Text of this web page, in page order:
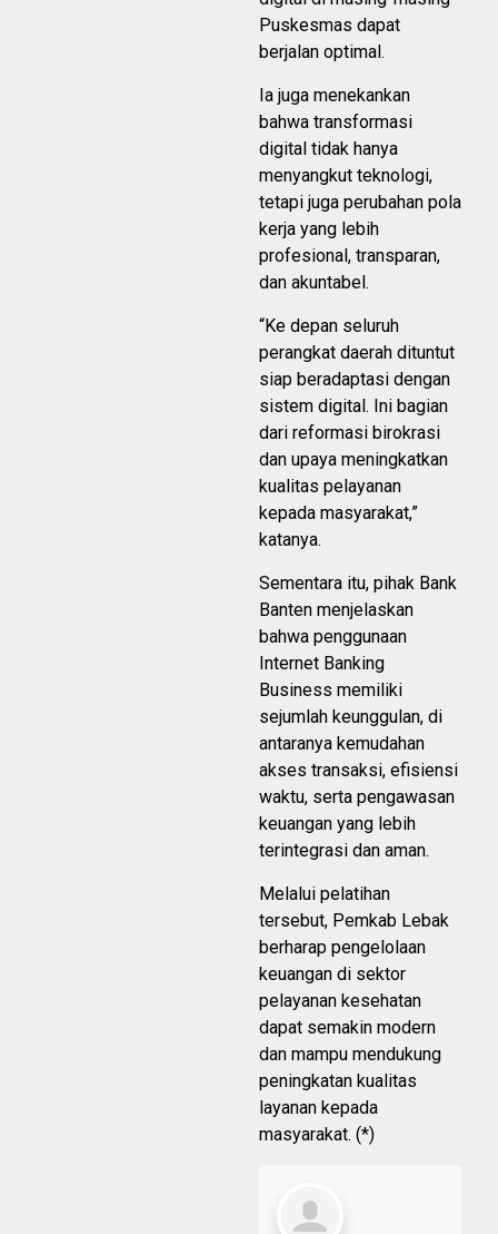
Puskesmas dapat
berjalan optimal.
Ia juga menekankan
bahwa transformasi
digital tidak hanya
menyangkut teknologi,
tetapi juga perubahan pola
kerja yang lebih
profesional, transparan,
dan akuntabel.
“Ke depan seluruh
perangkat daerah dituntut
siap beradaptasi dengan
sistem digital. Ini bagian
dari reformasi birokrasi
dan upaya meningkatkan
kualitas pelayanan
kepada masyarakat,”
katanya.
Sementara itu, pihak Bank
Banten menjelaskan
bahwa penggunaan
Internet Banking
Business memiliki
sejumlah keunggulan, di
antaranya kemudahan
akses transaksi, efisiensi
waktu, serta pengawasan
keuangan yang lebih
terintegrasi dan aman.
Melalui pelatihan
tersebut, Pemkab Lebak
berharap pengelolaan
keuangan di sektor
pelayanan kesehatan
dapat semakin modern
dan mampu mendukung
peningkatan kualitas
layanan kepada
masyarakat. (*)